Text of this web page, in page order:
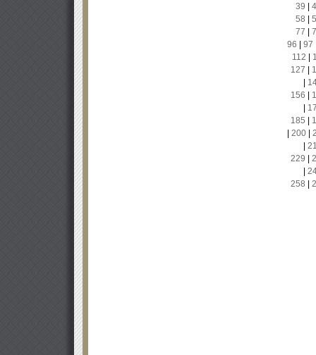
39
58
77
96
97
112
127
156
185
200|
229
258